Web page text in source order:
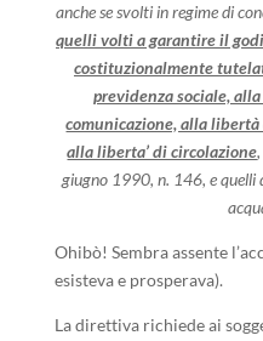
anche se svolti in regime di
quelli volti a garantire il
costituzionalmente
previdenza sociale,
comunicazione, alla libertà
alla liberta’ di circolazione
giugno 1990, n. 146, e quelli
Ohibò! Sembra assente
esisteva e prosperava).
La direttiva richiede ai